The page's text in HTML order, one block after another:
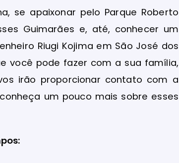
se apaixonar pelo Parque Roberto
Guimarães e, até, conhecer um
Riugi Kojima em São José dos
você pode fazer com a sua família,
irão proporcionar contato com a
um pouco mais sobre esses